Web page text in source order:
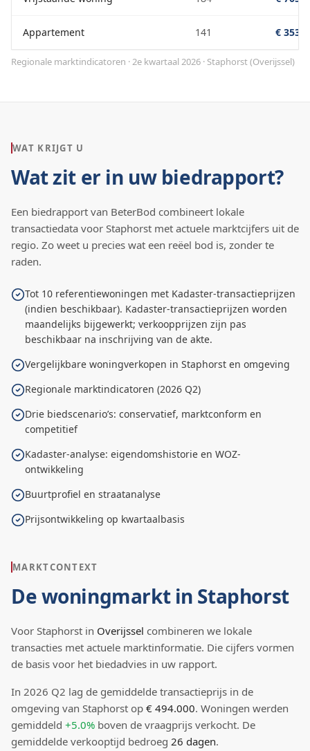
Appartement 141 €
Regionale marktindicatoren · 2e kwartaal 2026 · Staphorst(Overijssel)
WAT KRIJGT U
Wat zit er in uw biedrapport?
Een biedrapport van BeterBod combineert lokale
transactiedata voor Staphorst met actuele marktcijfers uit de
regio. Zo weet u precies wat een reëel bod is, zonder te
raden.
Tot 10 referentiewoningen met Kadaster-transactieprijzen
(indien beschikbaar). Kadaster-transactieprijzen worden
maandelijks bijgewerkt; verkoopprijzen zijn pas
beschikbaar na inschrijving van de akte.
Vergelijkbare woningverkopen in Staphorst en omgeving
Regionale marktindicatoren (2026 Q2)
Drie biedscenario’s: conservatief, marktconform en
competitief
Kadaster-analyse: eigendomshistorie en WOZ-
ontwikkeling
Buurtprofiel en straatanalyse
Prijsontwikkeling op kwartaalbasis
MARKTCONTEXT
De woningmarkt in Staphorst
Voor Staphorst in Overijssel combineren we lokale
transacties met actuele marktinformatie. Die cijfers vormen
de basis voor het biedadvies in uw rapport.
In 2026 Q2 lag de gemiddelde transactieprijs in de
omgeving van Staphorst op € 494.000. Woningen werden
gemiddeld +5.0% boven de vraagprijs verkocht. De
gemiddelde verkooptijd bedroeg 26 dagen.